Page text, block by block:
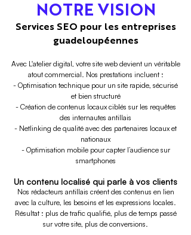
NOTRE VISION
Services SEO pour les entreprises
guadeloupéennes
Avec L'atelier digital, votre site web devient un véritable
atout commercial. Nos prestations incluent :
- Optimisation technique pour un site rapide, sécurisé
et bien structuré
- Création de contenus locaux ciblés sur les requêtes
des internautes antillais
- Netlinking de qualité avec des partenaires locaux et
nationaux
- Optimisation mobile pour capter l’audience sur
smartphones
Un contenu localisé qui parle à vos clients
Nos rédacteurs antillais créent des contenus en lien
avec la culture, les besoins et les expressions locales.
Résultat : plus de trafic qualifié, plus de temps passé
sur votre site, plus de conversions.